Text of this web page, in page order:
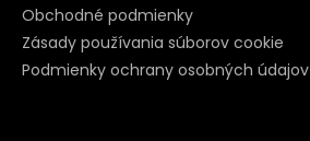
Obchodné podmienky
Zásady používania súborov cookie
Podmienky ochrany osobných údajov